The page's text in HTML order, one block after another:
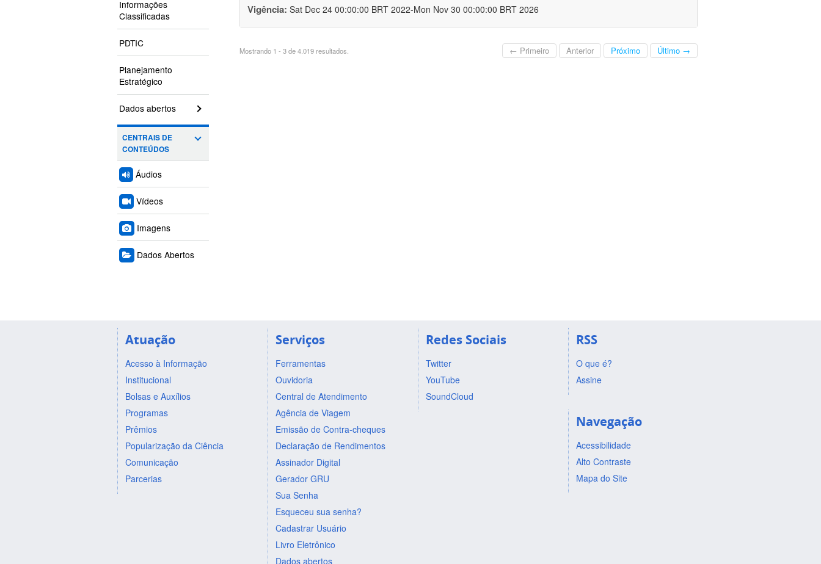
Informações
Classificadas
PDTIC
Planejamento
Estratégico
Dados abertos
CENTRAIS DE
CONTEÚDOS
Áudios
Vídeos
Imagens
Dados Abertos
Vigência: Sat Dec 24 00:00:00 BRT 2022-Mon Nov 30 00:00:00 BRT 2026
Mostrando 1 - 3 de 4.019 resultados. ← Primeiro Anterior Próximo Último →
Atuação
Acesso à Informação
Institucional
Bolsas e Auxílios
Programas
Prêmios
Popularização da Ciência
Comunicação
Parcerias
Serviços
Ferramentas
Ouvidoria
Central de Atendimento
Agência de Viagem
Emissão de Contra-cheques
Declaração de Rendimentos
Assinador Digital
Gerador GRU
Sua Senha
Esqueceu sua senha?
Cadastrar Usuário
Livro Eletrônico
Dados abertos
Redes Sociais
Twitter
YouTube
SoundCloud
RSS
O que é?
Assine
Navegação
Acessibilidade
Alto Contraste
Mapa do Site